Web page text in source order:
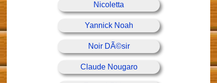
Nicoletta
Yannick Noah
Noir DÃ©sir
Claude Nougaro